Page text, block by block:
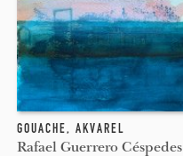
GOUACHE, AKVAREL
Rafael Guerrero Céspedes